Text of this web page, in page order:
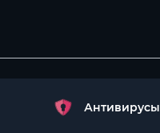
Антивирусы